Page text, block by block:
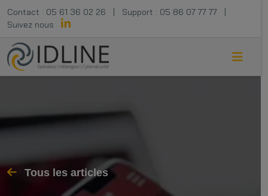
Contact : 05 61 36 02 26 | Support : 05 86 07 77 77
|
Suivez nous
Tous les articles